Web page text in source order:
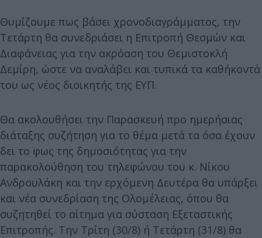
Θυμίζουμε πως βάσει χρονοδιαγράμματος, την
Τετάρτη θα συνεδριάσει η Επιτροπή Θεσμών και
Διαφάνειας για την ακρόαση του Θεμιστοκλή
Δεμίρη, ώστε να αναλάβει και τυπικά τα καθήκοντά
του ως νέος διοικητής της ΕΥΠ.
Θα ακολουθήσει την Παρασκευή προ ημερήσιας
διάταξης συζήτηση για το θέμα μετά τα όσα έχουν
δει το φως της δημοσιότητας για την
παρακολούθηση του τηλεφώνου του κ. Νίκου
Ανδρουλάκη και την ερχόμενη Δευτέρα θα υπάρξει
και νέα συνεδρίαση της Ολομέλειας, όπου θα
συζητηθεί το αίτημα για σύσταση Εξεταστικής
Επιτροπής. Την Τρίτη (30/8) ή Τετάρτη (31/8) θα